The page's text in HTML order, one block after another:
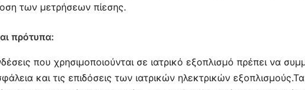
των μετρήσεων πίεσης.
πρότυπα:
που χρησιμοποιούνται σε ιατρικό εξοπλισμό πρέπει να
και τις επιδόσεις των ιατρικών ηλεκτρικών